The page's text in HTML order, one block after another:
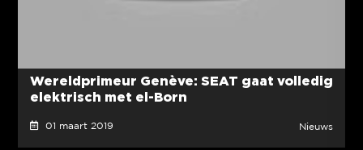
Wereldprimeur Genève: SEAT gaat volledig
elektrisch met el-Born
01 maart 2019 Nieuws